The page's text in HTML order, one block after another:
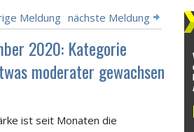
Meldung nächste Meldung
2020: Kategorie
moderater gewachsen
ist seit Monaten die